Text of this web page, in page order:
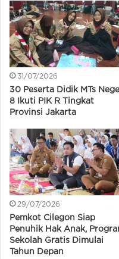
31/07/2026
30 Peserta Didik MTs
8 Ikuti PIK R Tingkat
Provinsi Jakarta
29/07/2026
Pemkot Cilegon Siap
Penuhik Hak Anak,
Sekolah Gratis Dimulai
Tahun Depan